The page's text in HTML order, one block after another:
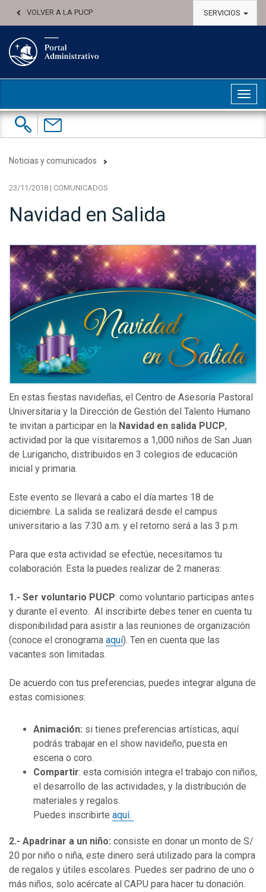
VOLVER A LA PUCP SERVICIOS
Buscar:
Contáctenos
Noticias y comunicados
23/11/2018 | COMUNICADOS
Navidad en Salida
En estas fiestas navideñas, el Centro de Asesoría Pastoral
Universitaria y la Dirección de Gestión del Talento Humano
te invitan a participar en la Navidad en salida PUCP,
actividad por la que visitaremos a 1,000 niños de San Juan
de Lurigancho, distribuidos en 3 colegios de educación
inicial y primaria.
Este evento se llevará a cabo el día martes 18 de
diciembre. La salida se realizará desde el campus
universitario a las 7:30 a.m. y el retorno será a las 3 p.m.
Para que esta actividad se efectúe, necesitamos tu
colaboración. Esta la puedes realizar de 2 maneras:
1.- Ser voluntario PUCP: como voluntario participas antes
y durante el evento. Al inscribirte debes tener en cuenta tu
disponibilidad para asistir a las reuniones de organización
(conoce el cronograma aquí). Ten en cuenta que las
vacantes son limitadas.
De acuerdo con tus preferencias, puedes integrar alguna de
estas comisiones:
Animación: si tienes preferencias artísticas, aquí
podrás trabajar en el show navideño, puesta en
escena o coro.
Compartir: esta comisión integra el trabajo con niños,
el desarrollo de las actividades, y la distribución de
materiales y regalos.
Puedes inscribirte aquí.
2.- Apadrinar a un niño: consiste en donar un monto de S/
20 por niño o niña, este dinero será utilizado para la compra
de regalos y útiles escolares. Puedes ser padrino de uno o
más niños, solo acércate al CAPU para hacer tu donación.